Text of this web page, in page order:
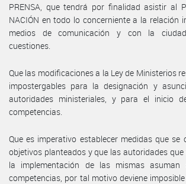
PRENSA, que tendrá por finalidad asistir al
NACIÓN en todo lo concerniente a la relación
medios de comunicación y con la
cuestiones.
Que las modificaciones a la Ley de Ministerios
impostergables para la designación y
autoridades ministeriales, y para el inicio
competencias.
Que es imperativo establecer medidas que se
objetivos planteados y que las autoridades
la implementación de las mismas
competencias, por tal motivo deviene